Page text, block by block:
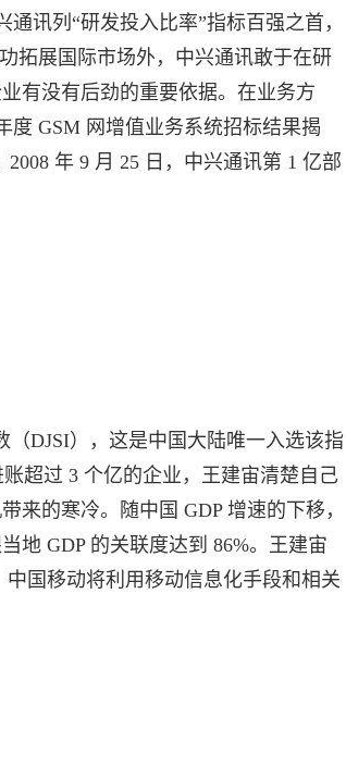
讯列“研发投入比率”指标百强之首，
拓展国际市场外，中兴通讯敢于在研
有没有后劲的重要依据。在业务方
度 GSM 网增值业务系统招标结果揭
年 9 月 25 日，中兴通讯第 1 亿部
DJSI），这是中国大陆唯一入选该指
超过 3 个亿的企业，王建宙清楚自己
来的寒冷。随中国 GDP 增速的下移，
地 GDP 的关联度达到 86%。王建宙
国移动将利用移动信息化手段和相关